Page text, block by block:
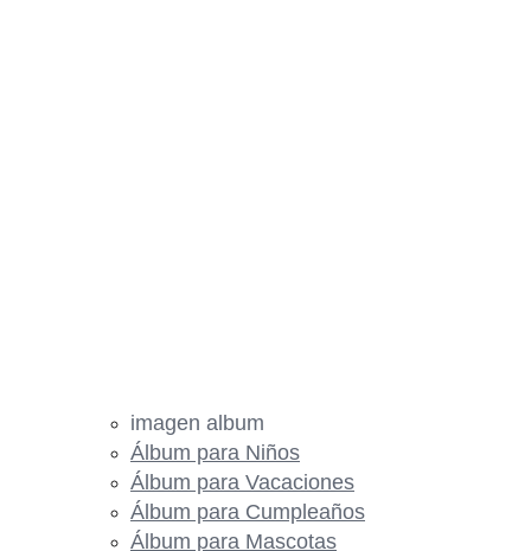
imagen album
Álbum para Niños
Álbum para Vacaciones
Álbum para Cumpleaños
Álbum para Mascotas